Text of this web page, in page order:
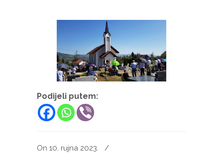
Podijeli putem:
On 10. rujna 2023.
/